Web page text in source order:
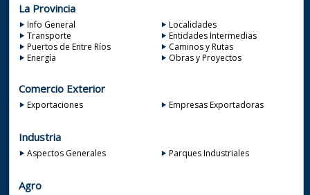
La Provincia
Info General
Localidades
Transporte
Entidades Intermedias
Puertos de Entre Ríos
Caminos y Rutas
Energía
Obras y Proyectos
Comercio Exterior
Exportaciones Empresas Exportadoras
Industria
Aspectos Generales Parques Industriales
Agro